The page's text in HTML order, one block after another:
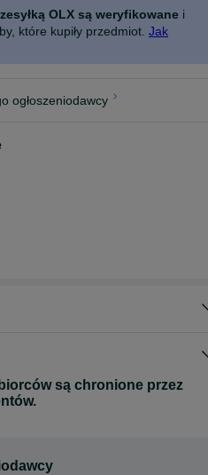
OLX są weryfikowane i
które kupiły przedmiot. Jak
ogłoszeniodawcy
są chronione przez